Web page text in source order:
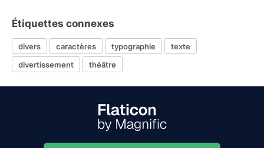
Étiquettes connexes
divers caractères typographie
texte
divertissement
théâtre